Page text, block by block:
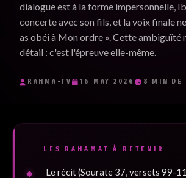
dialogue est à la forme impersonnelle,
concerte avec son fils, et la voix finale
as obéi à Mon ordre ». Cette ambiguïté
détail : c'est l'épreuve elle-même.
RAHMA-TV 16 MAY 2026 8 MIN DE
LES RAHAMAT À RETENIR
Le récit (Sourate 37, versets 99-
Je souhaite recevoir les e-mails inspirants
j'accepte la politique de confidentialité.*